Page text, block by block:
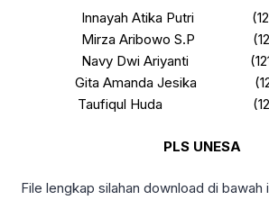
Innayah Atika Putri
Mirza Aribowo S.P
Navy Dwi Ariyanti
Gita Amanda Jesika
Taufiqul Huda
PLS UNESA
File lengkap silahan download di bawah